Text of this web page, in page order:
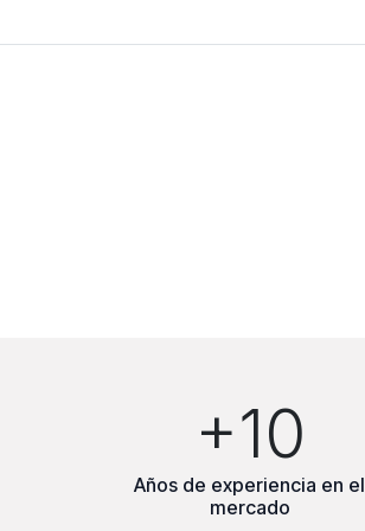
+10
Años de experiencia en el
mercado